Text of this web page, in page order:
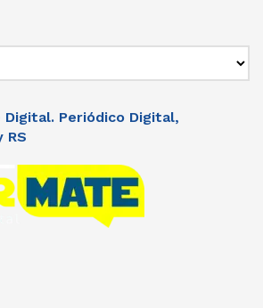
Periódico Digital,
RS